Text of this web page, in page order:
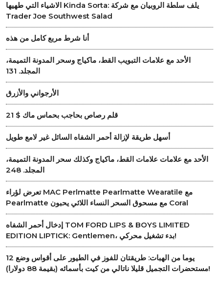
الاشياء التي طهيها Kinda Sorta: يلف سلطة الروبيان مع شركة
Trader Joe Southwest Salad
أنا شرط مربع كامل من هذه
الأحد مع علامات التبويب القط، ماكياج وسحر المدونة التميمة،
المجلد. 131
الأرجواني والأزرق
قلم رصاص بحاجب بحماس ماك $ 21
أسهل طريقة لإزالة أحمر الشفاه السائل غير لامع طويل
الأحد مع علامات علامات القط، ماكياج وكذلك سحر المدونة التميمة،
المجلد. 248
تعرض لؤراء MAC Perlmatte Pearlmatte Wearatile مع
Pearlmatte مع مسحوق السحر النساء اللائي يحبون Coral
إدخال أحمر الشفاه TOM FORD LIPS & BOYS LIMITED
EDITION LIPTICK: Gentlemen، بدء تشغيل محركي!
12 يوما من الهبات: طريقتان للفوز في الطيور على أقواس وضع
مستحضرات التجميل قليلا ناتالي من كيت بأسمائه (بقيمة 88 دولارا)!